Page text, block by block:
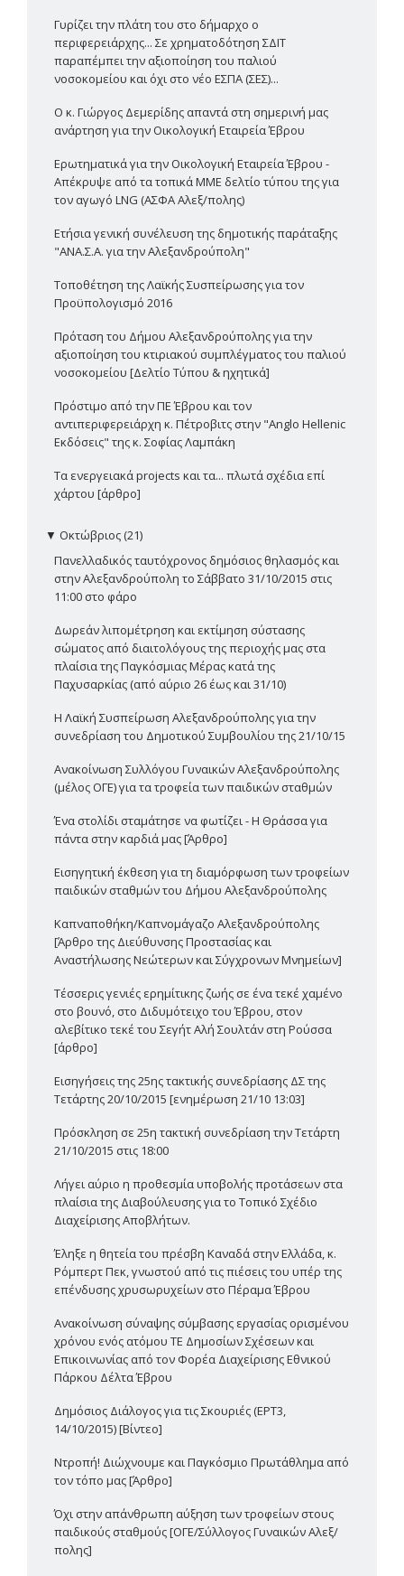
Γυρίζει την πλάτη του στο δήμαρχο ο
περιφερειάρχης... Σε χρηματοδότηση ΣΔΙΤ
παραπέμπει την αξιοποίηση του παλιού
νοσοκομείου και όχι στο νέο ΕΣΠΑ (ΣΕΣ)...
Ο κ. Γιώργος Δεμερίδης απαντά στη σημερινή μας
ανάρτηση για την Οικολογική Εταιρεία Έβρου
Ερωτηματικά για την Οικολογική Εταιρεία Έβρου -
Απέκρυψε από τα τοπικά ΜΜΕ δελτίο τύπου της για
τον αγωγό LNG (ΑΣΦΑ Αλεξ/πολης)
Ετήσια γενική συνέλευση της δημοτικής παράταξης
"ΑΝΑ.Σ.Α. για την Αλεξανδρούπολη"
Τοποθέτηση της Λαϊκής Συσπείρωσης για τον
Προϋπολογισμό 2016
Πρόταση του Δήμου Αλεξανδρούπολης για την
αξιοποίηση του κτιριακού συμπλέγματος του παλιού
νοσοκομείου [Δελτίο Τύπου & ηχητικά]
Πρόστιμο από την ΠΕ Έβρου και τον
αντιπεριφερειάρχη κ. Πέτροβιτς στην "Anglo Hellenic
Εκδόσεις" της κ. Σοφίας Λαμπάκη
Τα ενεργειακά projects και τα... πλωτά σχέδια επί
χάρτου [άρθρο]
▼ Οκτώβριος (21)
Πανελλαδικός ταυτόχρονος δημόσιος θηλασμός και
στην Αλεξανδρούπολη το Σάββατο 31/10/2015 στις
11:00 στο φάρο
Δωρεάν λιπομέτρηση και εκτίμηση σύστασης
σώματος από διαιτολόγους της περιοχής μας στα
πλαίσια της Παγκόσμιας Μέρας κατά της
Παχυσαρκίας (από αύριο 26 έως και 31/10)
Η Λαϊκή Συσπείρωση Αλεξανδρούπολης για την
συνεδρίαση του Δημοτικού Συμβουλίου της 21/10/15
Ανακοίνωση Συλλόγου Γυναικών Αλεξανδρούπολης
(μέλος ΟΓΕ) για τα τροφεία των παιδικών σταθμών
Ένα στολίδι σταμάτησε να φωτίζει - Η Θράσσα για
πάντα στην καρδιά μας [Άρθρο]
Εισηγητική έκθεση για τη διαμόρφωση των τροφείων
παιδικών σταθμών του Δήμου Αλεξανδρούπολης
Καπναποθήκη/Καπνομάγαζο Αλεξανδρούπολης
[Άρθρο της Διεύθυνσης Προστασίας και
Αναστήλωσης Νεώτερων και Σύγχρονων Μνημείων]
Τέσσερις γενιές ερημίτικης ζωής σε ένα τεκέ χαμένο
στο βουνό, στο Διδυμότειχο του Έβρου, στον
αλεβίτικο τεκέ του Σεγήτ Αλή Σουλτάν στη Ρούσσα
[άρθρο]
Εισηγήσεις της 25ης τακτικής συνεδρίασης ΔΣ της
Τετάρτης 20/10/2015 [ενημέρωση 21/10 13:03]
Πρόσκληση σε 25η τακτική συνεδρίαση την Τετάρτη
21/10/2015 στις 18:00
Λήγει αύριο η προθεσμία υποβολής προτάσεων στα
πλαίσια της Διαβούλευσης για το Τοπικό Σχέδιο
Διαχείρισης Αποβλήτων.
Έληξε η θητεία του πρέσβη Καναδά στην Ελλάδα, κ.
Ρόμπερτ Πεκ, γνωστού από τις πιέσεις του υπέρ της
επένδυσης χρυσωρυχείων στο Πέραμα Έβρου
Ανακοίνωση σύναψης σύμβασης εργασίας ορισμένου
χρόνου ενός ατόμου ΤΕ Δημοσίων Σχέσεων και
Επικοινωνίας από τον Φορέα Διαχείρισης Εθνικού
Πάρκου Δέλτα Έβρου
Δημόσιος Διάλογος για τις Σκουριές (ΕΡΤ3,
14/10/2015) [Βίντεο]
Ντροπή! Διώχνουμε και Παγκόσμιο Πρωτάθλημα από
τον τόπο μας [Άρθρο]
Όχι στην απάνθρωπη αύξηση των τροφείων στους
παιδικούς σταθμούς [ΟΓΕ/Σύλλογος Γυναικών Αλεξ/
πολης]